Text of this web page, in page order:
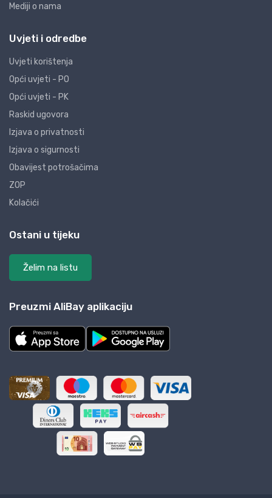
Mediji o nama
Uvjeti i odredbe
Uvjeti korištenja
Opći uvjeti - PO
Opći uvjeti - PK
Raskid ugovora
Izjava o privatnosti
Izjava o sigurnosti
Obavijest potrošačima
ZOP
Kolačići
Ostani u tijeku
Želim na listu
Preuzmi AliBay aplikaciju